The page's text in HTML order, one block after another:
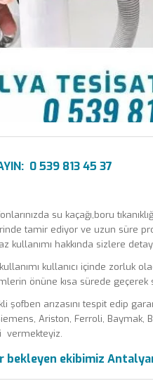
0 539 813 45 37
su kaçağı,boru
tamir ediyor ve uzun süre
kullanımı hakkında sizlere
kullanıcı içinde zorluk
önüne kısa sürede geçerek
şofben arızasını tespit edip
Ariston, Ferroli, Baymak,
vermekteyiz.
bekleyen ekibimiz